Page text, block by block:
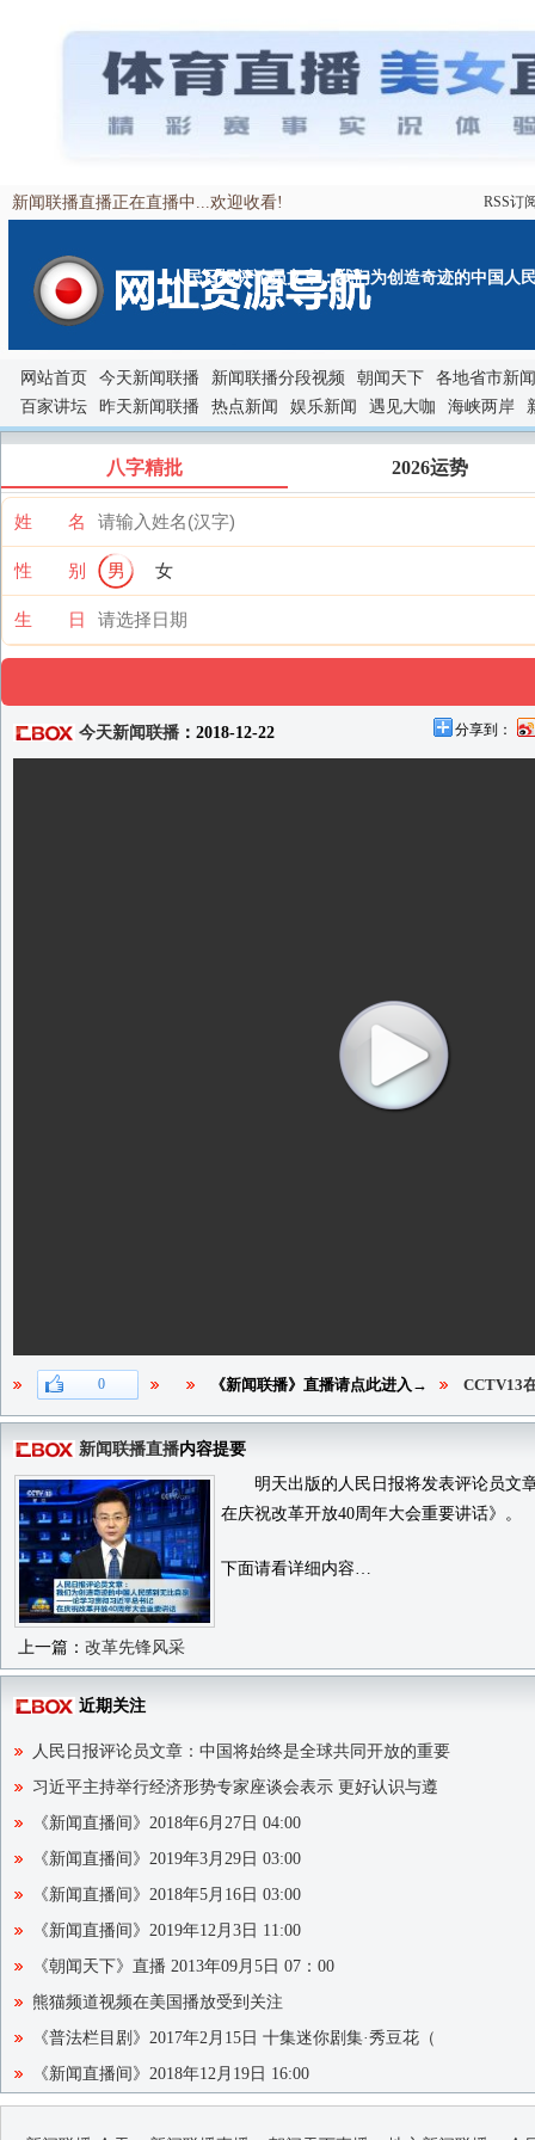
新闻联播直播正在直播中...欢迎收看! RSS订
人民日报评论员文章：我们为创造奇迹的中国
网站首页 今天新闻联播 新闻联播分段视频 朝闻天下
各地省市新
百家讲坛
昨天新闻联播 热点新闻 娱乐新闻 遇见大咖 海峡两岸
八字精批 2026运势
姓 名
性 别 男 女
生 日
今天新闻联播 ：2018-12-22 分享到：
0 《新闻联播》直播请点此进入→ CCTV13
新闻联播直播内容提要
明天出版的人民日报将发表评论员文
在庆祝改革开放40周年大会重要讲话》。
下面请看详细内容…
上一篇： 改革先锋风采
近期关注
人民日报评论员文章：中国将始终是全球共同开放的重要
习近平主持举行经济形势专家座谈会表示 更好认识与遵
《新闻直播间》2018年6月27日 04:00
《新闻直播间》2019年3月29日 03:00
《新闻直播间》2018年5月16日 03:00
《新闻直播间》2019年12月3日 11:00
《朝闻天下》直播 2013年09月5日 07：00
熊猫频道视频在美国播放受到关注
《普法栏目剧》2017年2月15日 十集迷你剧集·秀豆花（
《新闻直播间》2018年12月19日 16:00